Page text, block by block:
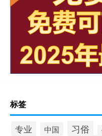
标签
专业 中国 习俗